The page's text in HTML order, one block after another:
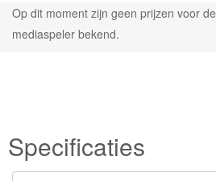
Op dit moment zijn geen prijzen voor
mediaspeler bekend.
Specificaties